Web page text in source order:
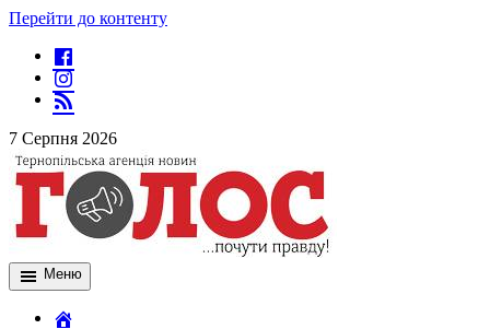
Перейти до контенту
7 Серпня 2026
Меню